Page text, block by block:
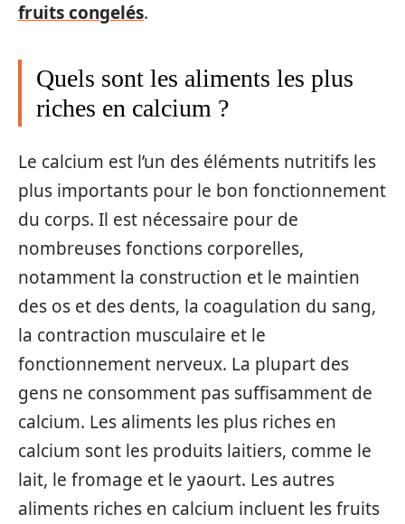
fruits congelés.
Quels sont les aliments les plus
riches en calcium ?
Le calcium est l’un des éléments nutritifs les
plus importants pour le bon fonctionnement
du corps. Il est nécessaire pour de
nombreuses fonctions corporelles,
notamment la construction et le maintien
des os et des dents, la coagulation du sang,
la contraction musculaire et le
fonctionnement nerveux. La plupart des
gens ne consomment pas suffisamment de
calcium. Les aliments les plus riches en
calcium sont les produits laitiers, comme le
lait, le fromage et le yaourt. Les autres
aliments riches en calcium incluent les fruits